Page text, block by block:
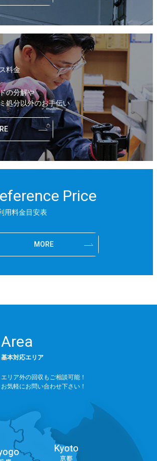
料金
の分解や
処分以外のお手伝い
Price
用料金目安表
MORE
Area
基本対応エリア
エリア外の回収もご相談可能！
お気軽にお問い合わせ下さい！